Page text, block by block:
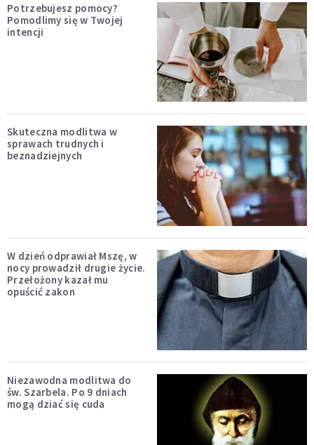
Potrzebujesz pomocy?
Pomodlimy się w Twojej
intencji
Skuteczna modlitwa w
sprawach trudnych i
beznadziejnych
W dzień odprawiał Mszę, w
nocy prowadził drugie życie.
Przełożony kazał mu
opuścić zakon
Niezawodna modlitwa do
św. Szarbela. Po 9 dniach
mogą dziać się cuda